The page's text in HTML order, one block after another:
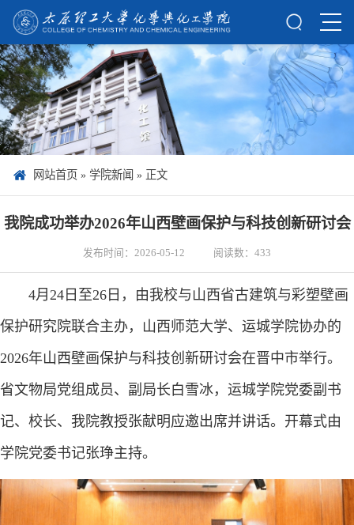
网站首页 » 学院新闻 » 正文
我院成功举办2026年山西壁画保护与科技创新研讨会
发布时间：2026-05-12 阅读数： 433
4月24日至26日，由我校与山西省古建筑与彩塑壁画
保护研究院联合主办，山西师范大学、运城学院协办的
2026年山西壁画保护与科技创新研讨会在晋中市举行。
省文物局党组成员、副局长白雪冰，运城学院党委副书
记、校长、我院教授张献明应邀出席并讲话。开幕式由
学院党委书记张琤主持。